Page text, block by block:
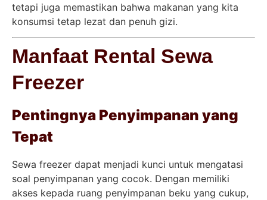
tetapi juga memastikan bahwa makanan yang kita
konsumsi tetap lezat dan penuh gizi.
Manfaat Rental Sewa
Freezer
Pentingnya Penyimpanan yang
Tepat
Sewa freezer dapat menjadi kunci untuk mengatasi
soal penyimpanan yang cocok. Dengan memiliki
akses kepada ruang penyimpanan beku yang cukup,